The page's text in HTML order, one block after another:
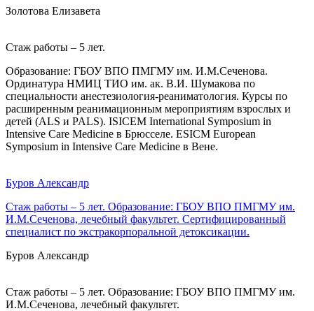
Золотова Елизавета
Стаж работы – 5 лет.
Образование: ГБОУ ВПО ПМГМУ им. И.М.Сеченова.
Ординатура НМИЦ ТИО им. ак. В.И. Шумакова по
специальности анестезиология-реаниматология. Курсы по
расширенным реанимационным мероприятиям взрослых и
детей (ALS и PALS). ISICEM International Symposium in
Intensive Care Medicine в Брюсселе. ESICM European
Symposium in Intensive Care Medicine в Вене.
Буров Александр
Стаж работы – 5 лет. Образование: ГБОУ ВПО ПМГМУ им.
И.М.Сеченова, лечебный факультет. Сертифицированный
специалист по экстракорпоральной детоксикации.
Буров Александр
Стаж работы – 5 лет. Образование: ГБОУ ВПО ПМГМУ им.
И.М.Сеченова, лечебный факультет.